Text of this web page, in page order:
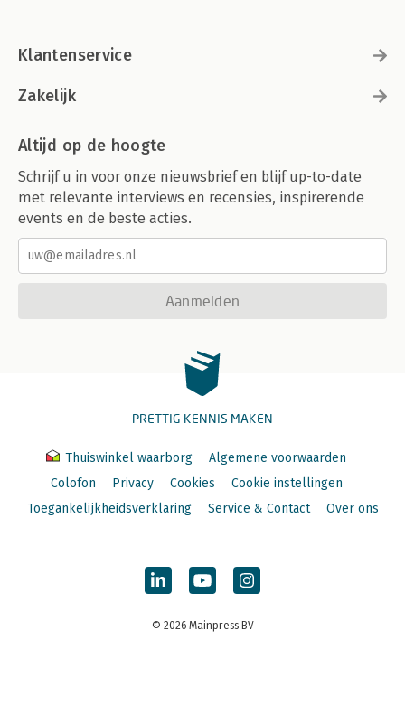
Klantenservice
Zakelijk
Altijd op de hoogte
Schrijf u in voor onze nieuwsbrief en blijf up-to-date
met relevante interviews en recensies, inspirerende
events en de beste acties.
Aanmelden
PRETTIG KENNIS MAKEN
Thuiswinkel waarborg
Algemene voorwaarden
Colofon
Privacy Cookies
Cookie instellingen
Toegankelijkheidsverklaring
Service & Contact Over ons
© 2026 Mainpress BV